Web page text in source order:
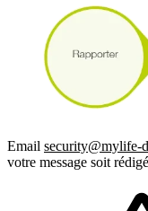
Email security@mylife-
votre message soit